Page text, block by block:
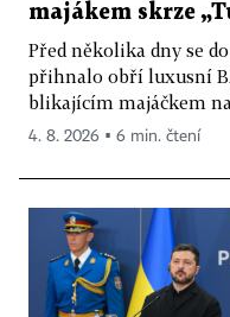
majákem skrze
Před několika dny se
přihnalo obří luxusní
blikajícím majáčkem
4. 8. 2026 ▪ 6 min. čtení